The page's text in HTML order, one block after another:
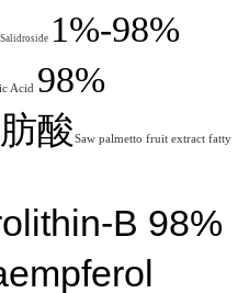
Salidroside 1%-98%
Acid 98%
酸Saw palmetto fruit extract fatty
B 98%